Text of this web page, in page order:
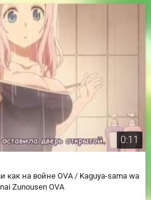
0:11
как на войне OVA / Kaguya-sama wa
Zunousen OVA